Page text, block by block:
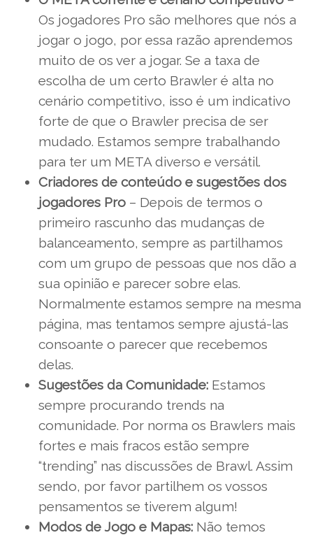
Os jogadores Pro são melhores que nós a
jogar o jogo, por essa razão aprendemos
muito de os ver a jogar. Se a taxa de
escolha de um certo Brawler é alta no
cenário competitivo, isso é um indicativo
forte de que o Brawler precisa de ser
mudado. Estamos sempre trabalhando
para ter um META diverso e versátil.
Criadores de conteúdo e sugestões dos
jogadores Pro – Depois de termos o
primeiro rascunho das mudanças de
balanceamento, sempre as partilhamos
com um grupo de pessoas que nos dão a
sua opinião e parecer sobre elas.
Normalmente estamos sempre na mesma
página, mas tentamos sempre ajustá-las
consoante o parecer que recebemos
delas.
Sugestões da Comunidade: Estamos
sempre procurando trends na
comunidade. Por norma os Brawlers mais
fortes e mais fracos estão sempre
“trending” nas discussões de Brawl. Assim
sendo, por favor partilhem os vossos
pensamentos se tiverem algum!
Modos de Jogo e Mapas: Não temos